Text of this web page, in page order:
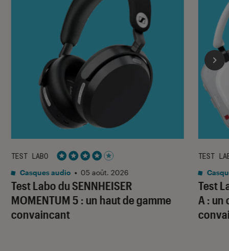
Test Labo du SENNHEISER
MOMENTUM 5 : un haut de gamme
convaincant
TEST LABO
Noté 4 étoiles sur 5
Casques audio • 05 août. 2026
Test
A : un
TEST